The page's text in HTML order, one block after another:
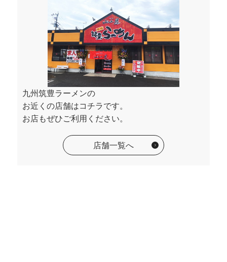
九州筑豊ラーメンの
お近くの店舗はコチラです。
お店もぜひご利用ください。
店舗一覧へ